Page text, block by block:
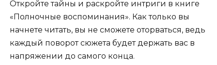
Откройте тайны и раскройте интриги в книге
«Полночные воспоминания». Как только вы
начнете читать, вы не сможете оторваться, ведь
каждый поворот сюжета будет держать вас в
напряжении до самого конца.